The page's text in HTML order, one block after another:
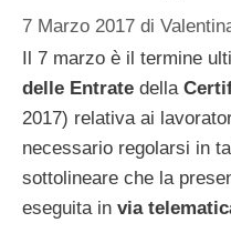
7 Marzo 2017 di
Il 7 marzo è il termine
delle Entrate della
2017) relativa ai
necessario regolarsi in
sottolineare che la
eseguita in via